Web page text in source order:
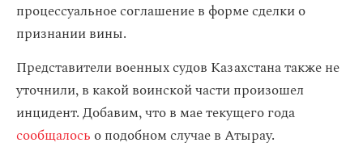
процессуальное соглашение в форме сделки о
признании вины.
Представители военных судов Казахстана также не
уточнили, в какой воинской части произошел
инцидент. Добавим, что в мае текущего года
сообщалось о подобном случае в Атырау.